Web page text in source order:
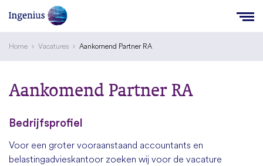
Home Vacatures Aankomend Partner RA
Aankomend Partner RA
Bedrijfsprofiel
Voor een groter vooraanstaand accountants en
belastingadvieskantoor zoeken wij voor de vacature